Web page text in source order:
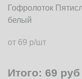
Гофролоток
белый
от 69 р/шт
Итого: 69 руб